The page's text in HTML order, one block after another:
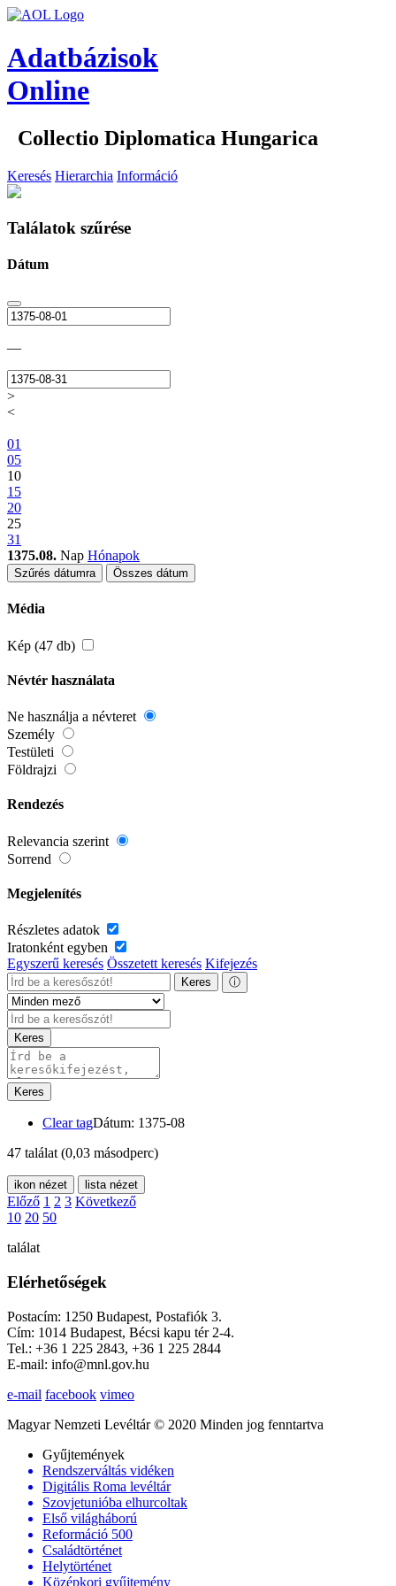
Adatbázisok
Online
Collectio Diplomatica Hungarica
Keresés Hierarchia Információ
Találatok szűrése
Dátum
—
>
<
01
05
10
15
20
25
31
1375.08. Nap Hónapok
Szűrés dátumra Összes dátum
Média
Kép (47 db)
Névtér használata
Ne használja a névteret
Személy
Testületi
Földrajzi
Rendezés
Relevancia szerint
Sorrend
Megjelenítés
Részletes adatok
Iratonként egyben
Egyszerű keresés Összetett keresés Kifejezés
Keres ⓘ
Keres
Keres
Clear tagDátum: 1375-08
47 találat (0,03 másodperc)
ikon nézet lista nézet
Előző 1 2 3 Következő
10 20 50
találat
Elérhetőségek
Postacím: 1250 Budapest, Postafiók 3.
Cím: 1014 Budapest, Bécsi kapu tér 2-4.
Tel.: +36 1 225 2843, +36 1 225 2844
E-mail: info@mnl.gov.hu
e-mail facebook vimeo
Magyar Nemzeti Levéltár © 2020 Minden jog fenntartva
Gyűjtemények
Rendszerváltás vidéken
Digitális Roma levéltár
Szovjetunióba elhurcoltak
Első világháború
Reformáció 500
Családtörténet
Helytörténet
Középkori gyűjtemény